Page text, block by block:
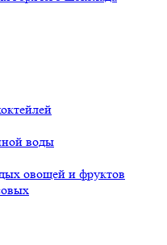
воды
овощей и фруктов